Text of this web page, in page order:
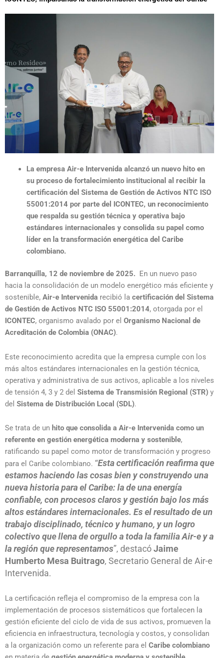
La empresa Air-e Intervenida alcanzó un nuevo hito en
su proceso de fortalecimiento institucional al recibir la
certificación del Sistema de Gestión de Activos NTC ISO
55001:2014 por parte del ICONTEC, un reconocimiento
que respalda su gestión técnica y operativa bajo
estándares internacionales y consolida su papel como
líder en la transformación energética del Caribe
colombiano.
Barranquilla, 12 de noviembre de 2025. En un nuevo paso
hacia la consolidación de un modelo energético más eficiente y
sostenible, Air-e Intervenida recibió la certificación del Sistema
de Gestión de Activos NTC ISO 55001:2014, otorgada por el
ICONTEC, organismo avalado por el Organismo Nacional de
Acreditación de Colombia (ONAC).
Este reconocimiento acredita que la empresa cumple con los
más altos estándares internacionales en la gestión técnica,
operativa y administrativa de sus activos, aplicable a los niveles
de tensión 4, 3 y 2 del Sistema de Transmisión Regional (STR) y
del Sistema de Distribución Local (SDL).
Se trata de un hito que consolida a Air-e Intervenida como un
referente en gestión energética moderna y sostenible,
ratificando su papel como motor de transformación y progreso
para el Caribe colombiano. “Esta certificación reafirma que
estamos haciendo las cosas bien y construyendo una
nueva historia para el Caribe: la de una energía
confiable, con procesos claros y gestión bajo los más
altos estándares internacionales. Es el resultado de un
trabajo disciplinado, técnico y humano, y un logro
colectivo que llena de orgullo a toda la familia Air-e y a
la región que representamos”, destacó Jaime
Humberto Mesa Buitrago, Secretario General de Air-e
Intervenida.
La certificación refleja el compromiso de la empresa con la
implementación de procesos sistemáticos que fortalecen la
gestión eficiente del ciclo de vida de sus activos, promueven la
eficiencia en infraestructura, tecnología y costos, y consolidan
a la organización como un referente para el Caribe colombiano